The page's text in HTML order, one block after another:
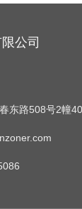
公司
东路508号2幢